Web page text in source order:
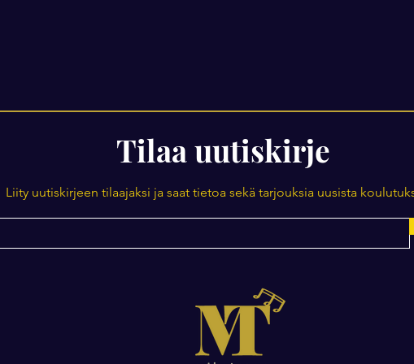
Tilaa uutiskirje
Liity uutiskirjeen tilaajaksi ja saat tietoa sekä tarjouksia uusista